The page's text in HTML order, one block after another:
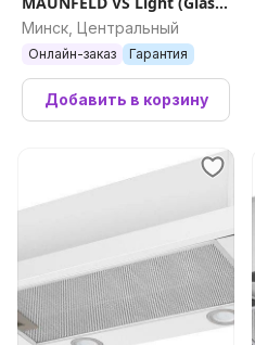
60 (черное стекло)
Минск, Центральный
Онлайн-заказ Гарантия
Добавить в корзину